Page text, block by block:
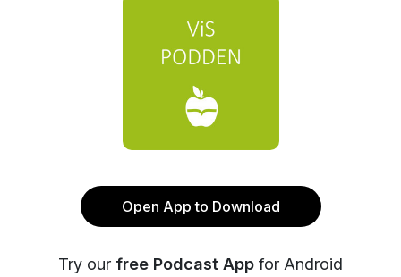
Open App to Download
Try our free Podcast App for Android